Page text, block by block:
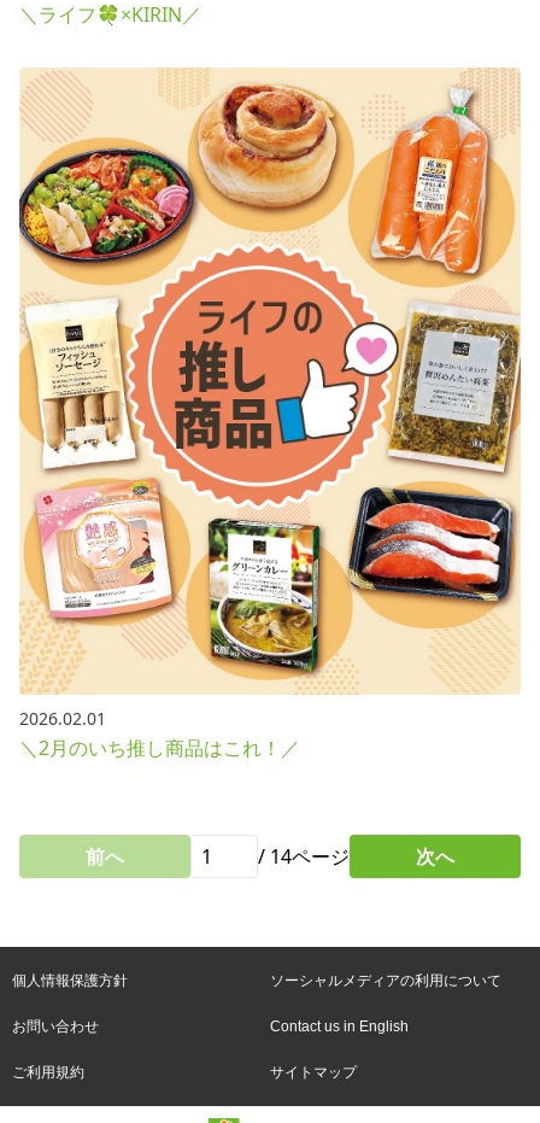
＼ライフ🍀×KIRIN／
2026.02.01
＼2月のいち推し商品はこれ！／
前へ / 14ページ 次へ
個人情報保護方針 ソーシャルメディアの利用について
お問い合わせ Contact us in English
ご利用規約 サイトマップ